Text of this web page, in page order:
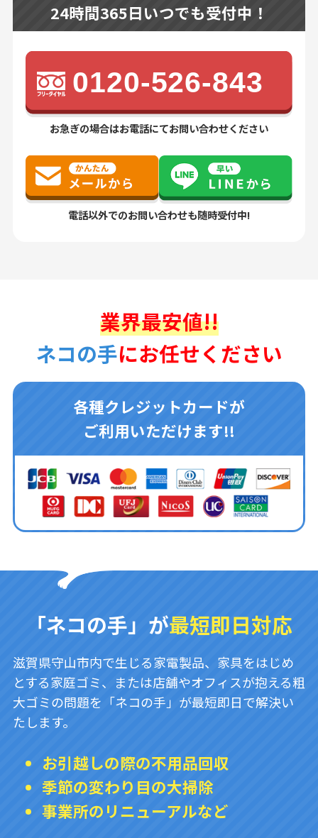
24時間365日いつでも受付中！
0120-526-843
お急ぎの場合はお電話にてお問い合わせください
電話以外でのお問い合わせも随時受付中!
業界最安値!!
ネコの手にお任せください
各種クレジットカードが
ご利用いただけます!!
「ネコの手」が最短即日対応
滋賀県守山市内で生じる家電製品、家具をはじめ
とする家庭ゴミ、または店舗やオフィスが抱える粗
大ゴミの問題を「ネコの手」が最短即日で解決い
たします。
お引越しの際の不用品回収
季節の変わり目の大掃除
事業所のリニューアルなど